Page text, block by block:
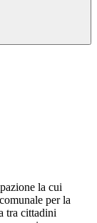
la cui
per la
tra cittadini